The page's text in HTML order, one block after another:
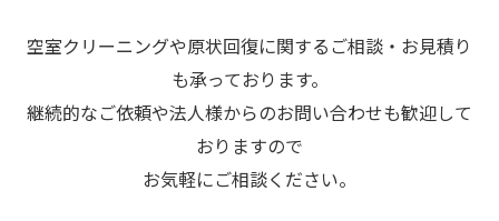
空室クリーニングや原状回復に関するご相談・お見積り
も承っております。
継続的なご依頼や法人様からのお問い合わせも歓迎して
おりますので
お気軽にご相談ください。